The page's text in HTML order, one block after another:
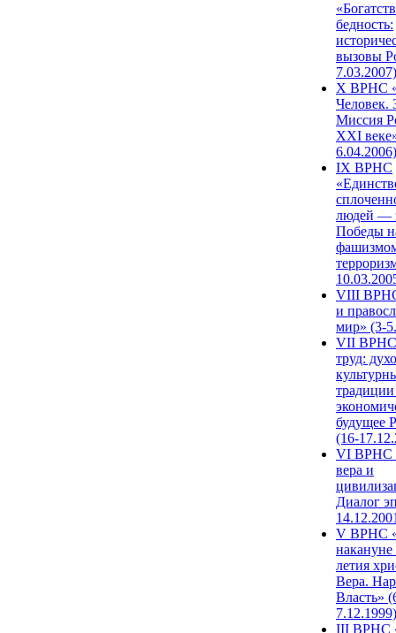
бедность:
вызовы
7.03.2007)
X ВРНС
Человек.
Миссия
XXI
6.04.2006)
IX ВРНС
людей —
Победы
VIII
и
мир» (3-
VII ВРНС
труд:
будущее
(16-
VI ВРНС
вера и
Диалог
V ВРНС
накануне
летия
Вера.
Власть»
7.12.1999)
III ВРНС